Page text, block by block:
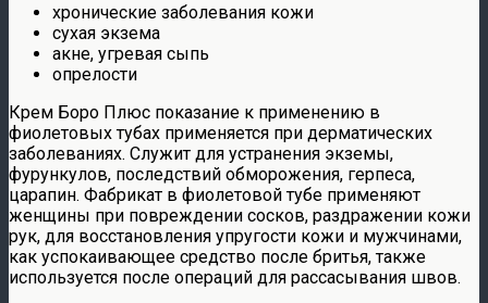
хронические заболевания кожи
сухая экзема
акне, угревая сыпь
опрелости
Крем Боро Плюс показание к применению в
фиолетовых тубах применяется при дерматических
заболеваниях. Служит для устранения экземы,
фурункулов, последствий обморожения, герпеса,
царапин. Фабрикат в фиолетовой тубе применяют
женщины при повреждении сосков, раздражении кожи
рук, для восстановления упругости кожи и мужчинами,
как успокаивающее средство после бритья, также
используется после операций для рассасывания швов.